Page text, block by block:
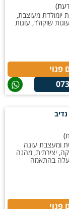
יומולדת מעוצבת,
שוקולד, עוגות
פנוי
ומעצבת עוגה
יצירתית, מהנה
לגילאי 6 ומעלה בהתאמה
פנוי